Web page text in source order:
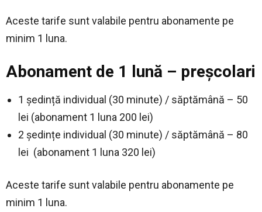
Aceste tarife sunt valabile pentru abonamente pe
minim 1 luna.
Abonament de 1 lună – preșcolari
1 ședință individual (30 minute) / săptămână – 50
lei (abonament 1 luna 200 lei)
2 ședințe individual (30 minute) / săptămână – 80
lei (abonament 1 luna 320 lei)
Aceste tarife sunt valabile pentru abonamente pe
minim 1 luna.